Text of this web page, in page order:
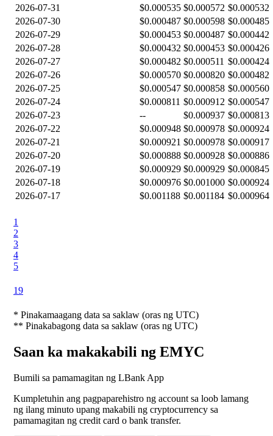
2026-07-31
$0.000535 $0.000572 $0.000532
2026-07-30
$0.000487 $0.000598 $0.000485
2026-07-29
$0.000453 $0.000487 $0.000442
2026-07-28
$0.000432 $0.000453 $0.000426
2026-07-27
$0.000482 $0.000511 $0.000424
2026-07-26
$0.000570 $0.000820 $0.000482
2026-07-25
$0.000547 $0.000858 $0.000560
2026-07-24
$0.000811 $0.000912 $0.000547
2026-07-23
-- $0.000937 $0.000813
2026-07-22
$0.000948 $0.000978 $0.000924
2026-07-21
$0.000921 $0.000978 $0.000917
2026-07-20
$0.000888 $0.000928 $0.000886
2026-07-19
$0.000929 $0.000929 $0.000845
2026-07-18
$0.000976 $0.001000 $0.000924
2026-07-17
$0.001188 $0.001184 $0.000964
1
2
3
4
5
19
* Pinakamaagang data sa saklaw (oras ng UTC)
** Pinakabagong data sa saklaw (oras ng UTC)
Saan ka makakabili ng EMYC
Bumili sa pamamagitan ng LBank App
Kumpletuhin ang pagpaparehistro ng account sa loob lamang
ng ilang minuto upang makabili ng cryptocurrency sa
pamamagitan ng credit card o bank transfer.